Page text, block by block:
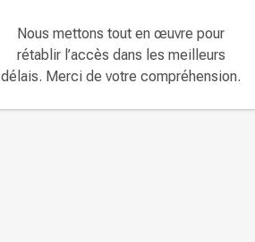
Nous mettons tout en œuvre pour
rétablir l’accès dans les meilleurs
délais. Merci de votre compréhension.